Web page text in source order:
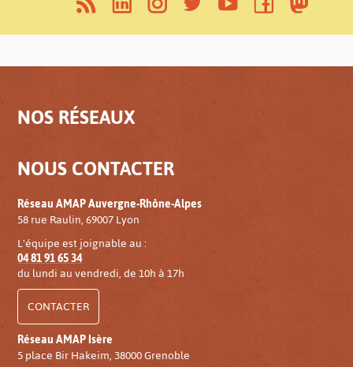
NOS RÉSEAUX
NOUS CONTACTER
Réseau AMAP Auvergne-Rhône-Alpes
58 rue Raulin, 69007 Lyon
L'équipe est joignable au :
04 81 91 65 34
du lundi au vendredi, de 10h à 17h
CONTACTER
Réseau AMAP Isère
5 place Bir Hakeim, 38000 Grenoble